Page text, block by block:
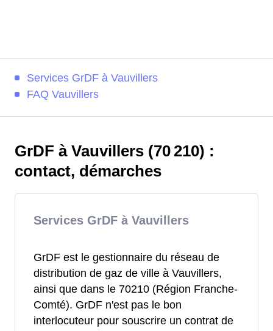
Services GrDF à Vauvillers
FAQ Vauvillers
GrDF à Vauvillers (70 210) :
contact, démarches
Services GrDF à Vauvillers
GrDF est le gestionnaire du réseau de
distribution de gaz de ville à Vauvillers,
ainsi que dans le 70210 (Région Franche-
Comté). GrDF n'est pas le bon
interlocuteur pour souscrire un contrat de